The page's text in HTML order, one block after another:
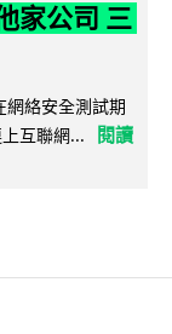
家公司 三
絡安全測試期
互聯網...
閱讀